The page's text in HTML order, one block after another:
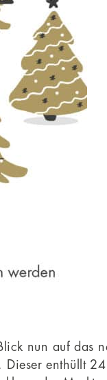
nun auf das
enthüllt